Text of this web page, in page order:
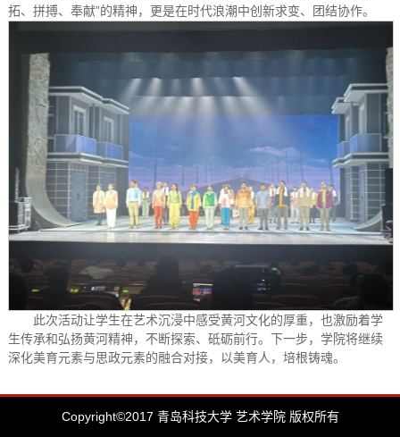
拓、拼搏、奉献”的精神，更是在时代浪潮中创新求变、团结协作。
此次活动让学生在艺术沉浸中感受黄河文化的厚重，也激励着学
生传承和弘扬黄河精神，不断探索、砥砺前行。下一步，学院将继续
深化美育元素与思政元素的融合对接，以美育人，培根铸魂。
Copyright©2017 青岛科技大学 艺术学院 版权所有